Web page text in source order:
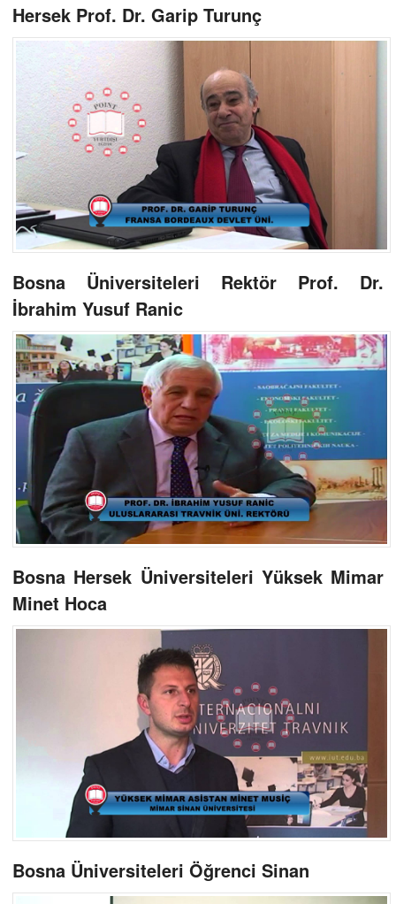
Hersek Prof. Dr. Garip Turunç
Bosna Üniversiteleri Rektör Prof. Dr.
İbrahim Yusuf Ranic
Bosna Hersek Üniversiteleri Yüksek Mimar
Minet Hoca
Bosna Üniversiteleri Öğrenci Sinan